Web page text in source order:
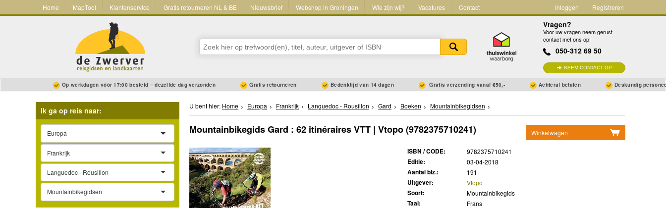
Home MapTool Klantenservice Gratis retourneren NL & BE Nieuwsbrief Webshop in Groningen Wie zijn wij? Vacatures Contact Inloggen Registreren
Vragen?
Voor uw vragen neem gerust
contact met ons op!
050-312 69 50
NEEM CONTACT OP
Op werkdagen vóór 17:00 besteld = dezelfde dag verzonden Gratis retourneren Bedenktijd van 14 dagen Gratis verzending vanaf €50,- Achteraf betalen Deskundig
Ik ga op reis naar:
Europa
Frankrijk
Languedoc - Rousillon
Mountainbikegidsen
U bent hier: Home Europa Frankrijk Languedoc - Rousillon Gard Boeken Mountainbikegidsen
Winkelwagen
Mountainbikegids Gard : 62 itinéraires VTT | Vtopo(9782375710241)
ISBN / CODE: 9782375710241
Editie: 03-04-2018
Aantal blz.: 191
Uitgever: Vtopo
Soort: Mountainbikegids
Taal: Frans